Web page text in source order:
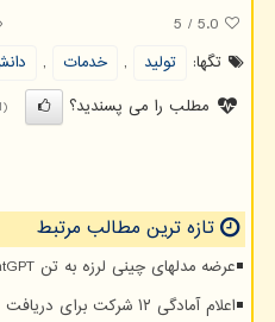
5.0
/
5
تگها:
تولید , خدمات ,
مطلب را می پسندید؟
(1)
تازه ترین مطالب مرتبط
عرضه مدلهای چینی لرزه به تن ChatGPT انداخت
اعلام آمادگی ۱۲ شرکت برای دریافت پروانه اپراتوری هوش مصنوعی